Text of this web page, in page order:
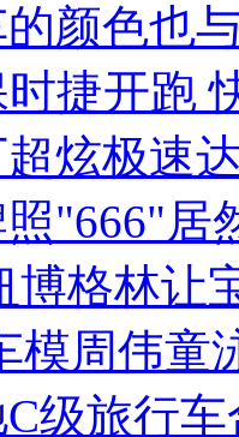
颜色也
捷开跑
炫极速
"666"居
博格林让
模周伟童
级旅行